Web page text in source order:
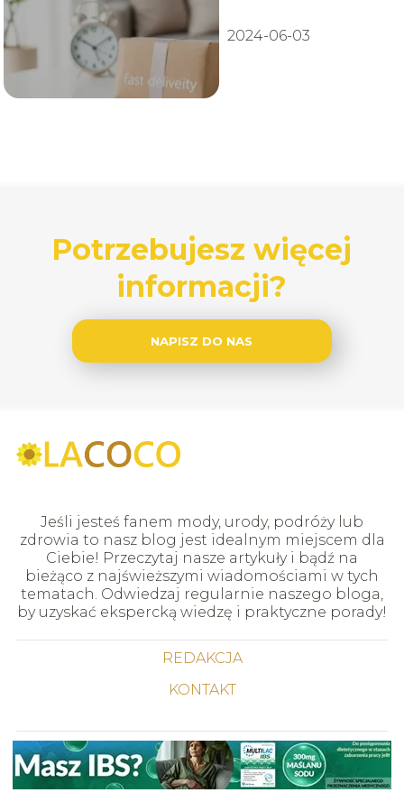
2024-06-03
Potrzebujesz więcej
informacji?
NAPISZ DO NAS
Jeśli jesteś fanem mody, urody, podróży lub
zdrowia to nasz blog jest idealnym miejscem dla
Ciebie! Przeczytaj nasze artykuły i bądź na
bieżąco z najświeższymi wiadomościami w tych
tematach. Odwiedzaj regularnie naszego bloga,
by uzyskać ekspercką wiedzę i praktyczne porady!
REDAKCJA
KONTAKT